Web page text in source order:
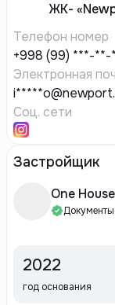
ЖК-
Телефон номер
+998 (99) ***-**-
Электронная
Соц. сети
Застройщик
One
2022
год основания